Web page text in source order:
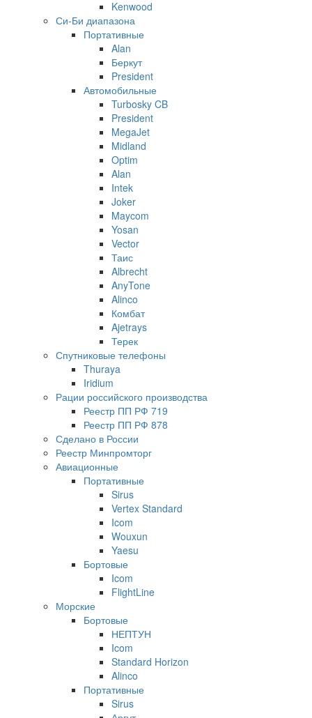
Kenwood
Си-Би диапазона
Портативные
Alan
Беркут
President
Автомобильные
Turbosky CB
President
MegaJet
Midland
Optim
Alan
Intek
Joker
Maycom
Yosan
Vector
Таис
Albrecht
AnyTone
Alinco
Комбат
Ajetrays
Терек
Спутниковые телефоны
Thuraya
Iridium
Рации российского производства
Реестр ПП РФ 719
Реестр ПП РФ 878
Сделано в России
Реестр Минпромторг
Авиационные
Портативные
Sirus
Vertex Standard
Icom
Wouxun
Yaesu
Бортовые
Icom
FlightLine
Морские
Бортовые
НЕПТУН
Icom
Standard Horizon
Alinco
Портативные
Sirus